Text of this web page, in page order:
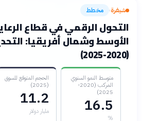
شيفرة› مخطط
التحول الرقمي في قطاع
الأوسط وشمال أفريقيا:
(2020-2025)
متوسط النمو السنوي
المركب (2020-
2025)
16.5
%
الحجم المتوقع للسوق
(2025)
11.2
مليار دولار